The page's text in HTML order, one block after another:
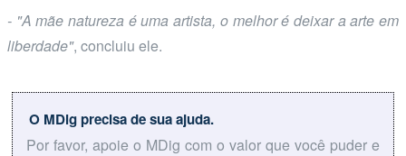
- "A mãe natureza é uma artista, o melhor é deixar a arte em
liberdade", concluiu ele.
O MDig precisa de sua ajuda.
Por favor, apoie o MDig com o valor que você puder e